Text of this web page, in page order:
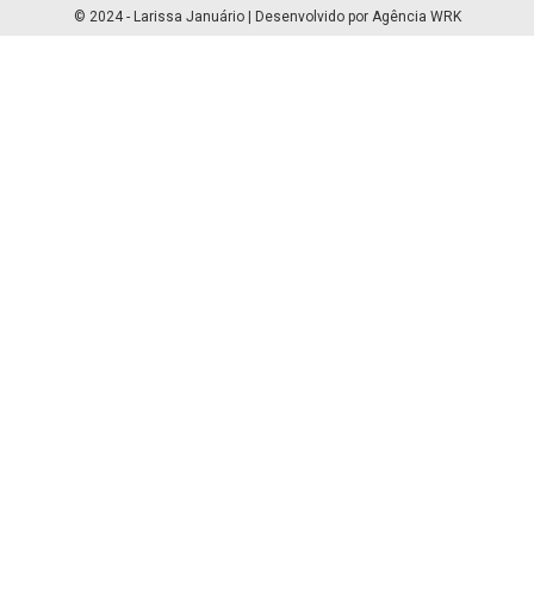
© 2024 - Larissa Januário | Desenvolvido por Agência WRK